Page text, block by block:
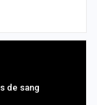
de sang